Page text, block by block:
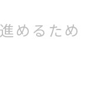
めるため